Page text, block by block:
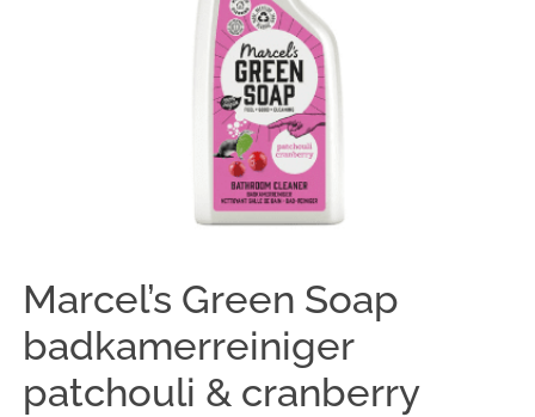
Marcel’s Green Soap
badkamerreiniger
patchouli & cranberry